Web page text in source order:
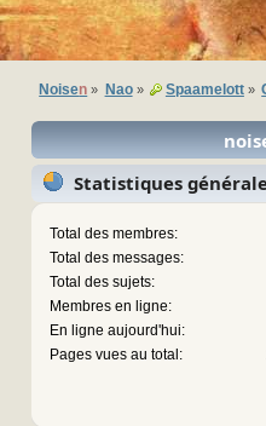
Noisen » Nao» Spaamelott»
Statistiques
Total des membres:
Total des messages:
Total des sujets:
Membres en ligne:
En ligne aujourd'hui:
Pages vues au total: